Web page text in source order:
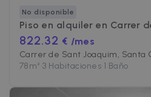
No disponible
Piso en alquiler en Carrer
822.32 € /mes
Carrer de Sant Joaquim, Santa
78m²•3 Habitaciones•1 Baño